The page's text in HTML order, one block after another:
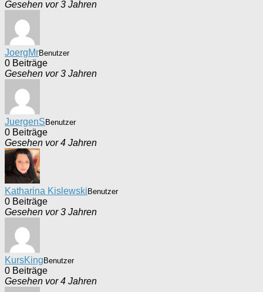
Gesehen vor 3 Jahren
JoergMrBenutzer
0 Beiträge
Gesehen vor 3 Jahren
JuergenSBenutzer
0 Beiträge
Gesehen vor 4 Jahren
Katharina KislewskiBenutzer
0 Beiträge
Gesehen vor 3 Jahren
KursKingBenutzer
0 Beiträge
Gesehen vor 4 Jahren